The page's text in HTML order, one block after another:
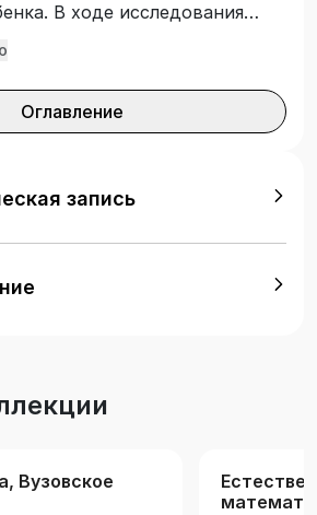
В ходе исследования
1 097 детей г. Кирова,
аэротехногенного
социальных
развития и здоровья
а также может быть
и студентами,
в области экологии
Оглавление
запись
Вузовское